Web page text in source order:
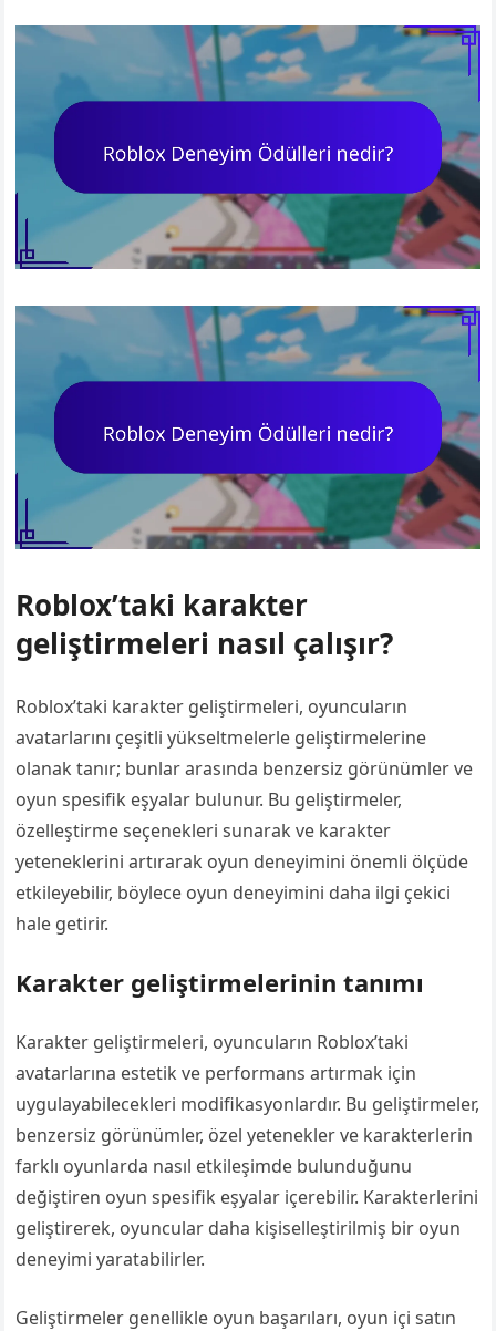
Roblox’taki karakter
geliştirmeleri nasıl çalışır?
Roblox’taki karakter geliştirmeleri, oyuncuların
avatarlarını çeşitli yükseltmelerle geliştirmelerine
olanak tanır; bunlar arasında benzersiz görünümler ve
oyun spesifik eşyalar bulunur. Bu geliştirmeler,
özelleştirme seçenekleri sunarak ve karakter
yeteneklerini artırarak oyun deneyimini önemli ölçüde
etkileyebilir, böylece oyun deneyimini daha ilgi çekici
hale getirir.
Karakter geliştirmelerinin tanımı
Karakter geliştirmeleri, oyuncuların Roblox’taki
avatarlarına estetik ve performans artırmak için
uygulayabilecekleri modifikasyonlardır. Bu geliştirmeler,
benzersiz görünümler, özel yetenekler ve karakterlerin
farklı oyunlarda nasıl etkileşimde bulunduğunu
değiştiren oyun spesifik eşyalar içerebilir. Karakterlerini
geliştirerek, oyuncular daha kişiselleştirilmiş bir oyun
deneyimi yaratabilirler.
Geliştirmeler genellikle oyun başarıları, oyun içi satın